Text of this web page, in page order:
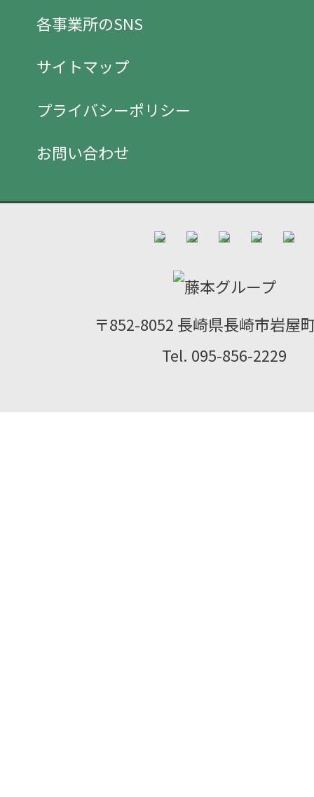
各事業所のSNS
サイトマップ
プライバシーポリシー
お問い合わせ
〒852-8052 長崎県長崎市岩屋
Tel. 095-856-2229